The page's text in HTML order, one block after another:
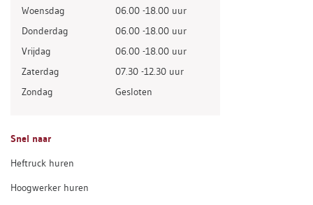
Woensdag
06.00 -18.00 uur
Donderdag
06.00 -18.00 uur
Vrijdag
06.00 -18.00 uur
Zaterdag
07.30 -12.30 uur
Zondag
Gesloten
Snel naar
Heftruck huren
Hoogwerker huren